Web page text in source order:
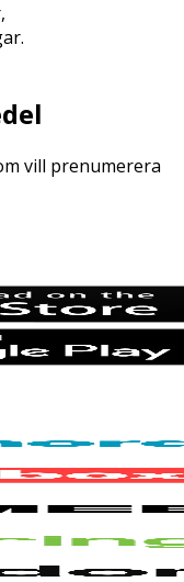
vill prenumerera